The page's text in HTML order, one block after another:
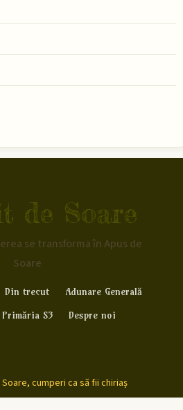
de Soare
se transforma în Apus de
Soare
Din trecut
Adunare Generală
Primăria S3 Despre noi
cumperi ca să fii chiriaș